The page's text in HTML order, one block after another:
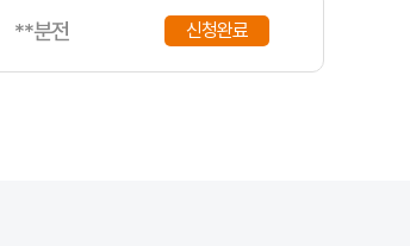
**분전 신청완료